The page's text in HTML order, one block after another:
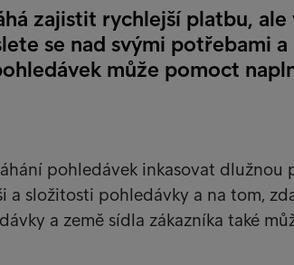
zajistit rychlejší platbu, ale
se nad svými potřebami
může pomoct
pohledávek inkasovat dlužnou
a složitosti pohledávky a na tom,
a země sídla zákazníka také